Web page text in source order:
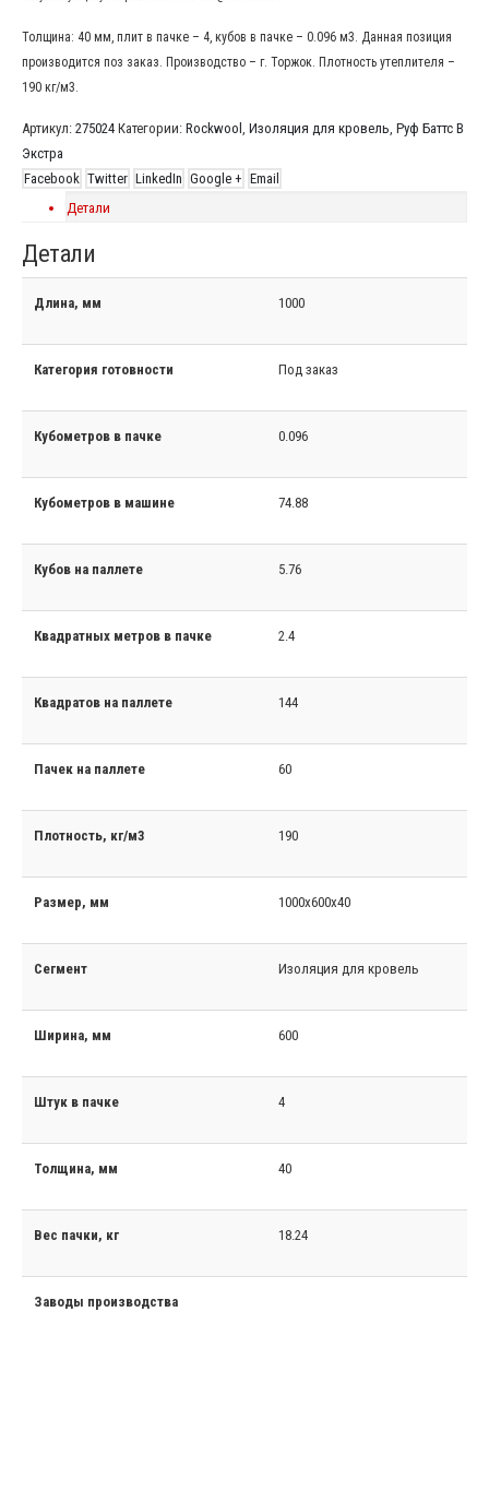
Толщина: 40 мм, плит в пачке – 4, кубов в пачке – 0.096 м3. Данная позиция
производится поз заказ. Производство – г. Торжок. Плотность утеплителя –
190 кг/м3.
Артикул: 275024 Категории: Rockwool , Изоляция для кровель, Руф Баттс В
Экстра
Facebook Twitter LinkedIn Google + Email
Детали
Детали
Длина, мм 1000
Категория готовности Под заказ
Кубометров в пачке 0.096
Кубометров в машине 74.88
Кубов на паллете 5.76
Квадратных метров в пачке 2.4
Квадратов на паллете 144
Пачек на паллете 60
Плотность, кг/м3 190
Размер, мм 1000x600x40
Сегмент Изоляция для кровель
Ширина, мм 600
Штук в пачке 4
Толщина, мм 40
Вес пачки, кг 18.24
Заводы производства